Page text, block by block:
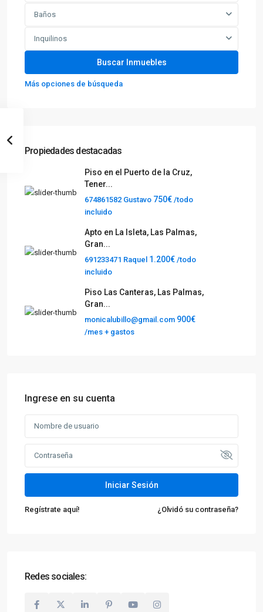
Baños
Inquilinos
Más opciones de búsqueda
Propiedades destacadas
Piso en el Puerto de la Cruz,
Tener...
674861582 Gustavo 750€ /todo
incluido
Apto en La Isleta, Las Palmas,
Gran...
691233471 Raquel 1.200€ /todo
incluido
Piso Las Canteras, Las Palmas,
Gran...
monicalubillo@gmail.com 900€
/mes + gastos
Ingrese en su cuenta
Iniciar Sesión
Regístrate aquí! ¿Olvidó su contraseña?
Redes sociales: